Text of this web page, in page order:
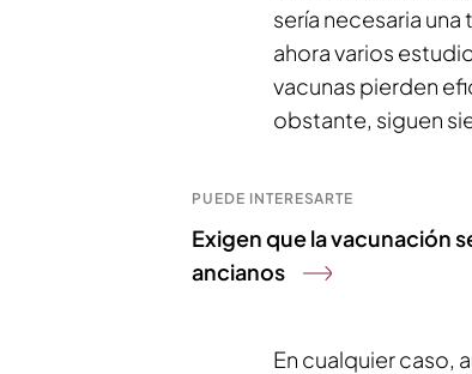
sería necesaria
ahora varios
vacunas pierden
obstante, siguen
PUEDE INTERESARTE
Exigen que la vacunación
ancianos
En cualquier caso,